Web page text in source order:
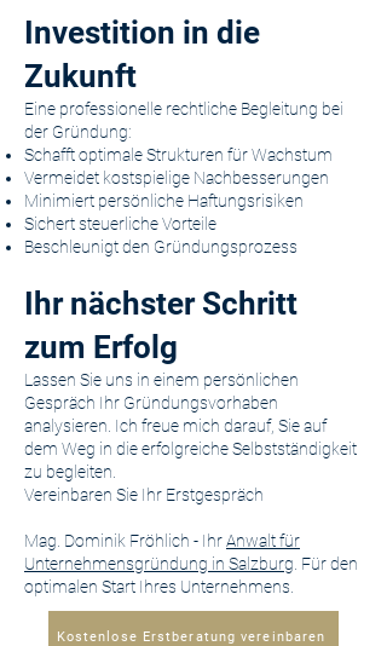
Investition in die
Zukunft
Eine professionelle rechtliche Begleitung bei
der Gründung:
Schafft optimale Strukturen für Wachstum
Vermeidet kostspielige Nachbesserungen
Minimiert persönliche Haftungsrisiken
Sichert steuerliche Vorteile
Beschleunigt den Gründungsprozess
Ihr nächster Schritt
zum Erfolg
Lassen Sie uns in einem persönlichen
Gespräch Ihr Gründungsvorhaben
analysieren. Ich freue mich darauf, Sie auf
dem Weg in die erfolgreiche Selbstständigkeit
zu begleiten.
Vereinbaren Sie Ihr Erstgespräch
Mag. Dominik Fröhlich - IhrAnwalt für
Unternehmensgründung in Salzburg . Für den
optimalen Start Ihres Unternehmens.
Kostenlose Erstberatung vereinbaren